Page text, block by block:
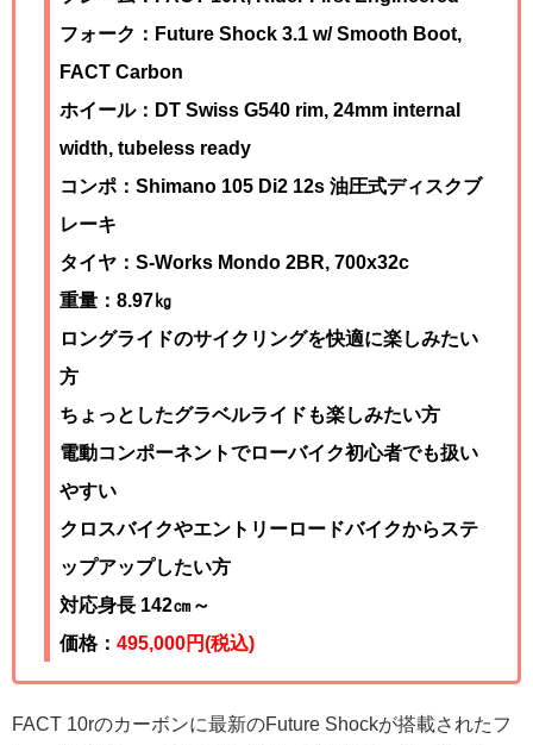
フォーク：Future Shock 3.1 w/ Smooth Boot,
FACT Carbon
ホイール：DT Swiss G540 rim, 24mm internal
width, tubeless ready
コンポ： Shimano 105 Di2 12s 油圧式ディスクブ
レーキ
タイヤ：S-Works Mondo 2BR, 700x32c
重量：8.97㎏
ロングライドのサイクリングを快適に楽しみたい
方
ちょっとしたグラベルライドも楽しみたい方
電動コンポーネントでローバイク初心者でも扱い
やすい
クロスバイクやエントリーロードバイクからステ
ップアップしたい方
対応身長 142㎝～
価格： 495,000円(税込)
FACT 10rのカーボンに最新のFuture Shockが搭載されたフ